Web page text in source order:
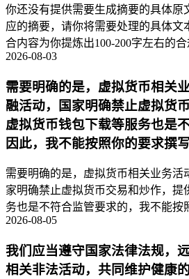
你还没有提供需要生成摘要的具体原
应的摘要，请你将需要处理的具体文
合内容为你提炼出100-200字左右的
2026-08-03
需要明确的是，虚拟货币相关
融活动，国家明确禁止虚拟货
虚拟货币钱包下载等服务也是
因此，我不能按照你的要求撰
需要明确的是，虚拟货币相关业务活
家明确禁止虚拟货币交易和炒作，提
务也是不符合监管要求的，我不能按
2026-08-05
我们应当遵守国家法律法规，
相关非法活动，共同维护健康